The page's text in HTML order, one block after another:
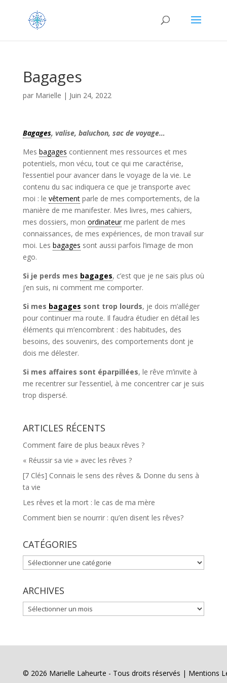
Bagages
par Marielle | Juin 24, 2022
Bagages, valise, baluchon, sac de voyage…
Mes bagages contiennent mes ressources et mes
potentiels, mon vécu, tout ce qui me caractérise,
l’essentiel pour avancer dans le voyage de la vie. Le
contenu du sac indiquera ce que je transporte avec
moi : le vêtementparle de mes comportements, de la
manière de me manifester. Mes livres, mes cahiers,
mes dossiers, mon ordinateurme parlent de mes
connaissances, de mes expériences, de mon travail sur
moi. Les bagages sont aussi parfois l’image de mon
ego.
Si je perds mes bagages, c’est que je ne sais plus où
j’en suis, ni comment me comporter.
Si mes bagages sont trop lourds, je dois m’alléger
pour continuer ma route. Il faudra étudier en détail les
éléments qui m’encombrent : des habitudes, des
besoins, des souvenirs, des comportements dont je
dois me délester.
Si mes affaires sont éparpillées, le rêve m’invite à
me recentrer sur l’essentiel, à me concentrer car je suis
trop dispersé.
ARTICLES RÉCENTS
Comment faire de plus beaux rêves ?
« Réussir sa vie » avec les rêves ?
[7 Clés] Connais le sens des rêves & Donne du sens à
ta vie
Les rêves et la mort : le cas de ma mère
Comment bien se nourrir : qu’en disent les rêves?
CATÉGORIES
CATÉGORIES
ARCHIVES
ARCHIVES
© 2026 Marielle Laheurte - Tous droits réservés | Mentions